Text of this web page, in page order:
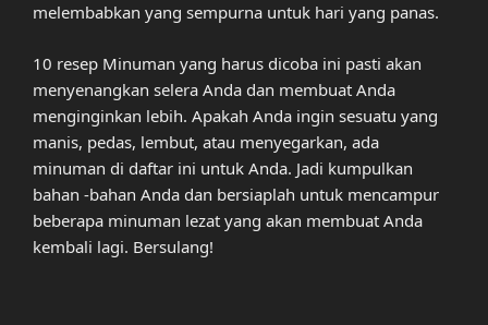
melembabkan yang sempurna untuk hari yang panas.
10 resep Minuman yang harus dicoba ini pasti akan
menyenangkan selera Anda dan membuat Anda
menginginkan lebih. Apakah Anda ingin sesuatu yang
manis, pedas, lembut, atau menyegarkan, ada
minuman di daftar ini untuk Anda. Jadi kumpulkan
bahan -bahan Anda dan bersiaplah untuk mencampur
beberapa minuman lezat yang akan membuat Anda
kembali lagi. Bersulang!